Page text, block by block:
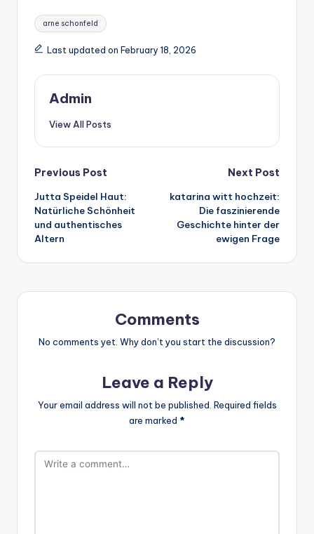
Tags:
arne schonfeld
Last updated on February 18, 2026
Admin
View All Posts
Post
navigation
Previous Post
Jutta Speidel Haut:
Natürliche Schönheit
und authentisches
Altern
Next Post
katarina witt hochzeit:
Die faszinierende
Geschichte hinter der
ewigen Frage
Comments
No comments yet. Why don’t you start the discussion?
Leave a Reply
Your email address will not be published. Required fields
are marked *